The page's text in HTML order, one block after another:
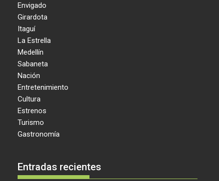
Envigado
Girardota
Itaguí
La Estrella
Medellín
Sabaneta
Nación
Entretenimiento
Cultura
Estrenos
Turismo
Gastronomía
Entradas recientes